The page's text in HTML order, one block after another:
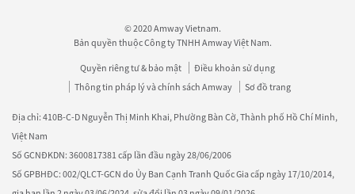
© 2020 Amway Vietnam.
Bản quyền thuộc Công ty TNHH Amway Việt Nam.
Quyền riêng tư & bảo mật
Điều khoản sử dụng
Thông tin pháp lý và chính sách Amway
Sơ đồ trang
Địa chỉ: 410B-C-D Nguyễn Thị Minh Khai, Phường Bàn Cờ, Thành phố Hồ Chí Minh,
Việt Nam
Số GCNĐKDN: 3600817381 cấp lần đầu ngày 28/06/2006
Số GPBHĐC: 002/QLCT-GCN do Ủy Ban Cạnh Tranh Quốc Gia cấp ngày 17/10/2014,